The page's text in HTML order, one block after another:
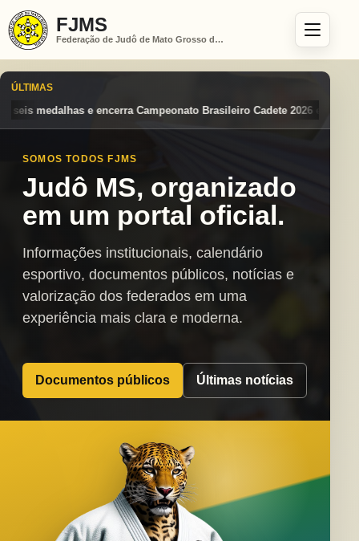
FJMS
Federação de Judô de Mato Grosso do Sul
ÚLTIMAS
Brasileiro Cadete 2026 entre os destaques nacionais Mato Grosso
SOMOS TODOS FJMS
Judô MS, organizado
em um portal oficial.
Informações institucionais, calendário
esportivo, documentos públicos, notícias e
valorização dos federados em uma
experiência mais clara e moderna.
Documentos públicos Últimas notícias